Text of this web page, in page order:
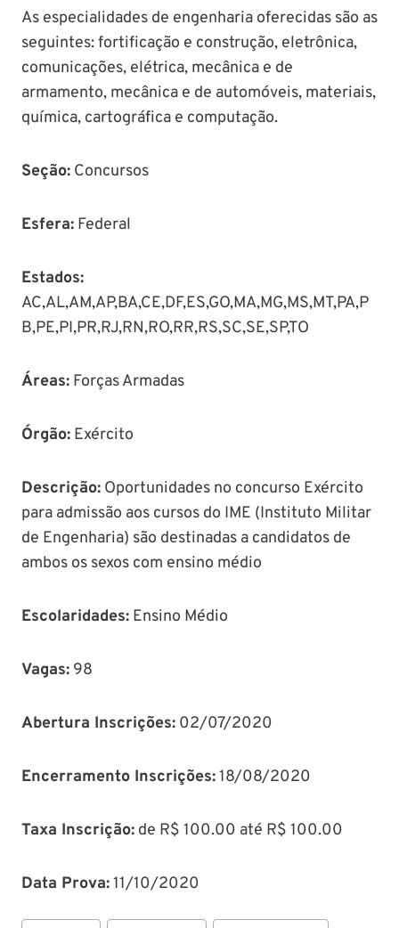
As especialidades de engenharia oferecidas são as
seguintes: fortificação e construção, eletrônica,
comunicações, elétrica, mecânica e de
armamento, mecânica e de automóveis, materiais,
química, cartográfica e computação.
Seção: Concursos
Esfera: Federal
Estados:
AC,AL,AM,AP,BA,CE,DF,ES,GO,MA,MG,MS,MT,PA,P
B,PE,PI,PR,RJ,RN,RO,RR,RS,SC,SE,SP,TO
Áreas: Forças Armadas
Órgão: Exército
Descrição: Oportunidades no concurso Exército
para admissão aos cursos do IME (Instituto Militar
de Engenharia) são destinadas a candidatos de
ambos os sexos com ensino médio
Escolaridades: Ensino Médio
Vagas: 98
Abertura Inscrições: 02/07/2020
Encerramento Inscrições:18/08/2020
Taxa Inscrição: de R$ 100.00 até R$ 100.00
Data Prova:11/10/2020